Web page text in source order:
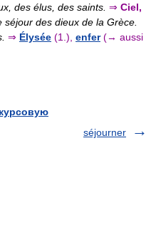
des élus, des saints. ⇒ Ciel,
séjour des dieux de la Grèce.
⇒ Élysée (1.), enfer (→ aussi
séjourner